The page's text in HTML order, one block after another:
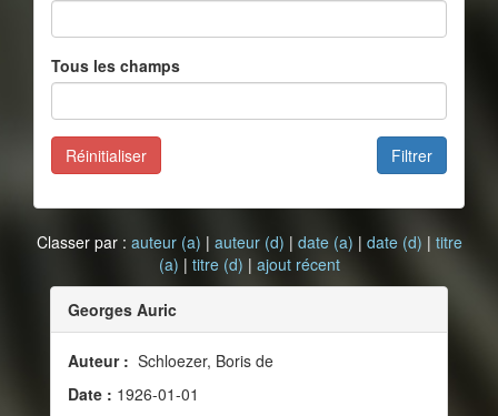
Tous les champs
Filtrer
Réinitialiser
Classer par : auteur (a) | auteur (d) | date (a) | date (d) | titre
(a) | titre (d) | ajout récent
Georges Auric
Auteur : Schloezer, Boris de
Date : 1926-01-01